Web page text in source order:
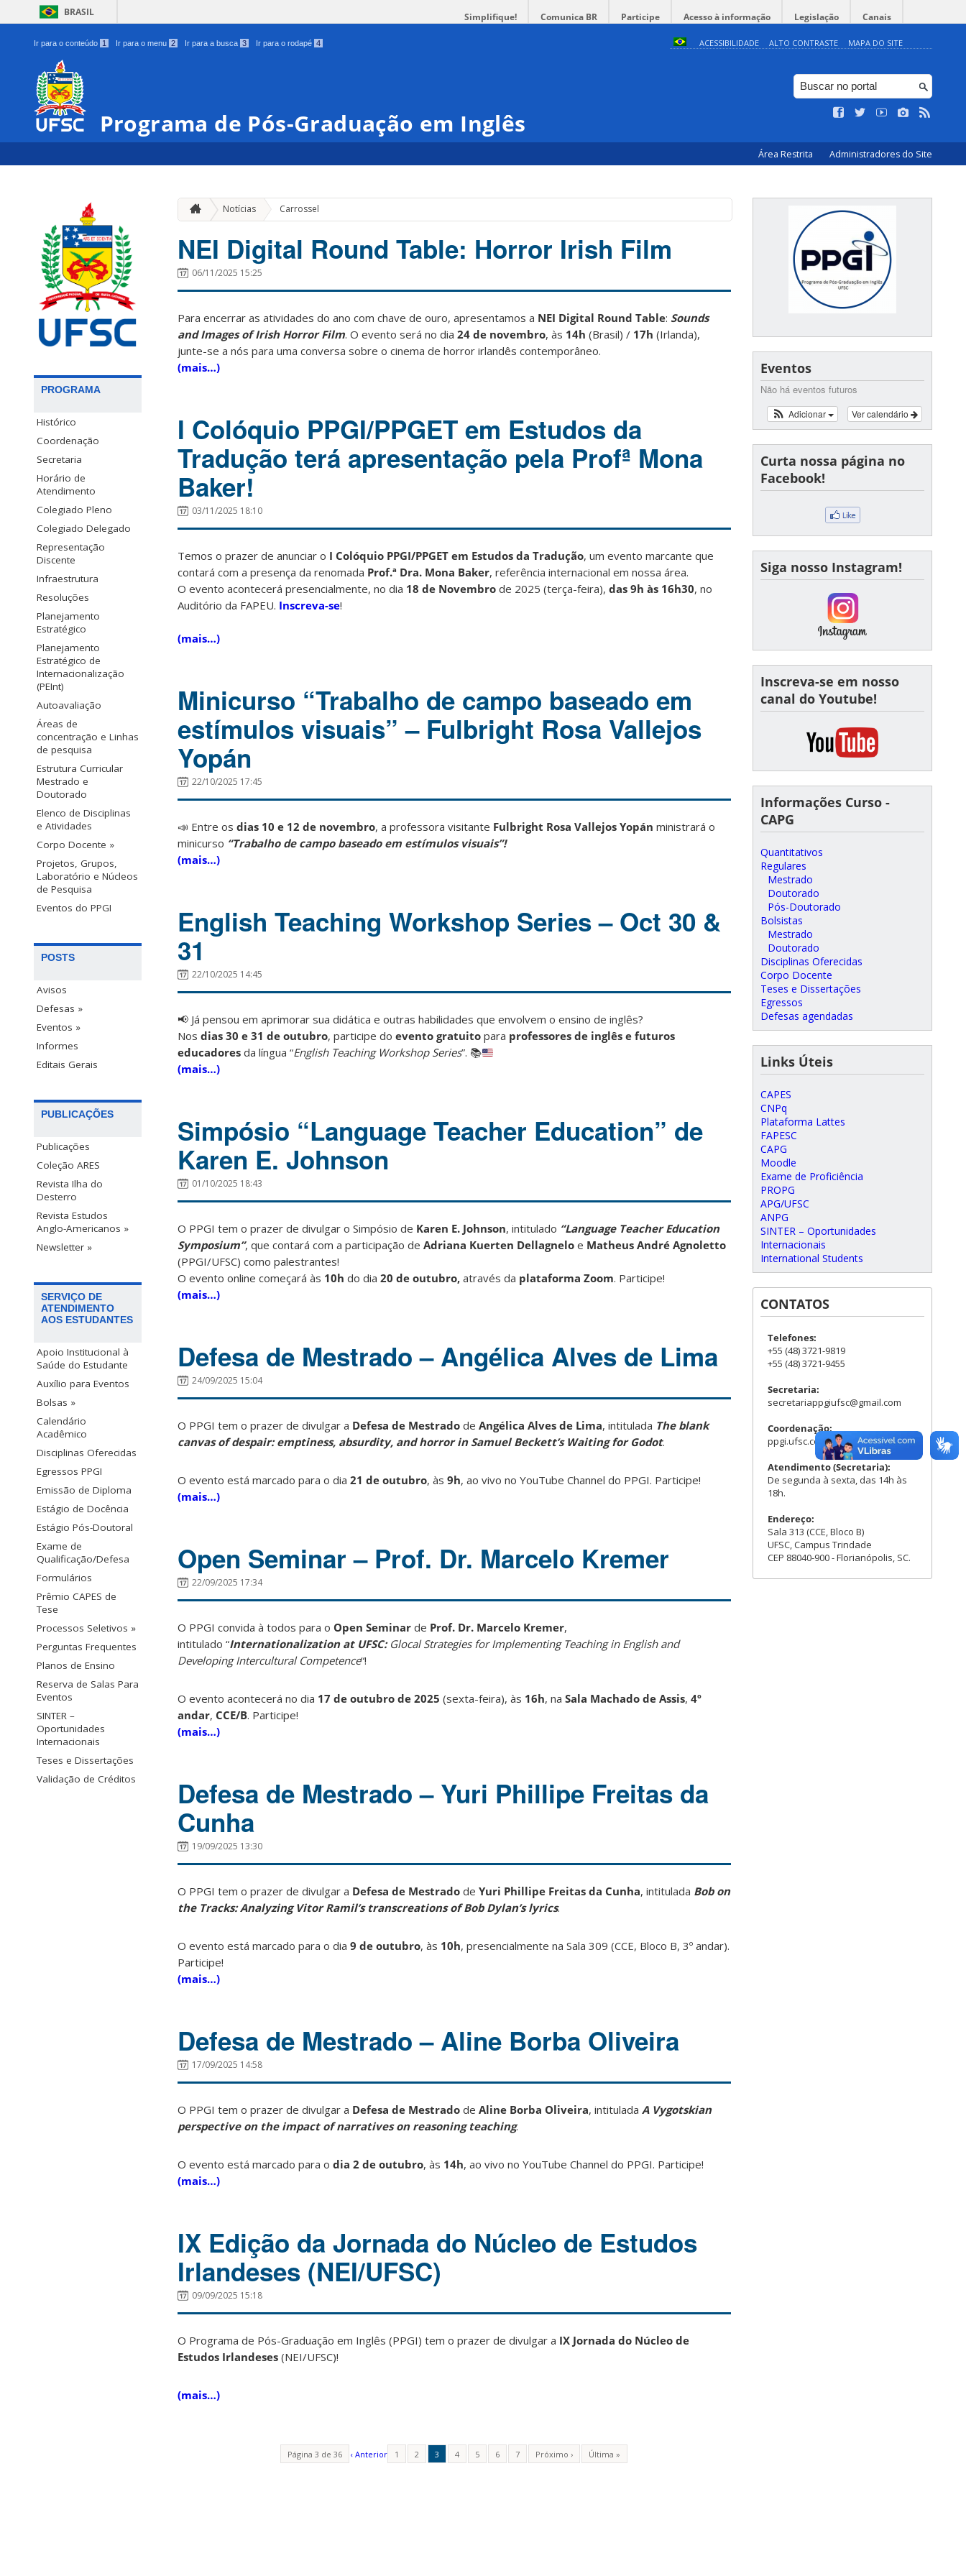
BRASIL Simplifique! Comunica BR Participe Acesso à informação Legislação Canais
Ir para o conteúdo 1 Ir para o menu 2 Ir para a busca 3 Ir para o rodapé 4 ACESSIBILIDADE ALTO CONTRASTE MAPA DO SITE
Programa de Pós-Graduação em Inglês
Área Restrita Administradores do Site
PROGRAMA
Histórico
Coordenação
Secretaria
Horário de
Atendimento
Colegiado Pleno
Colegiado Delegado
Representação
Discente
Infraestrutura
Resoluções
Planejamento
Estratégico
Planejamento
Estratégico de
Internacionalização
(PEInt)
Autoavaliação
Áreas de
concentração e Linhas
de pesquisa
Estrutura Curricular
Mestrado e
Doutorado
Elenco de Disciplinas
e Atividades
Corpo Docente »
Projetos, Grupos,
Laboratório e Núcleos
de Pesquisa
Eventos do PPGI
POSTS
Avisos
Defesas »
Eventos »
Informes
Editais Gerais
PUBLICAÇÕES
Publicações
Coleção ARES
Revista Ilha do
Desterro
Revista Estudos
Anglo-Americanos »
Newsletter »
SERVIÇO DE
ATENDIMENTO
AOS ESTUDANTES
Apoio Institucional à
Saúde do Estudante
Auxílio para Eventos
Bolsas »
Calendário
Acadêmico
Disciplinas Oferecidas
Egressos PPGI
Emissão de Diploma
Estágio de Docência
Estágio Pós-Doutoral
Exame de
Qualificação/Defesa
Formulários
Prêmio CAPES de
Tese
Processos Seletivos »
Perguntas Frequentes
Planos de Ensino
Reserva de Salas Para
Eventos
SINTER –
Oportunidades
Internacionais
Teses e Dissertações
Validação de Créditos
Notícias Carrossel
NEI Digital Round Table: Horror Irish Film
06/11/2025 15:25
Para encerrar as atividades do ano com chave de ouro, apresentamos a NEI Digital Round Table: Sounds
and Images of Irish Horror Film. O evento será no dia 24 de novembro, às 14h (Brasil) / 17h (Irlanda),
junte-se a nós para uma conversa sobre o cinema de horror irlandês contemporâneo.
(mais…)
I Colóquio PPGI/PPGET em Estudos da
Tradução terá apresentação pela Profª Mona
Baker!
03/11/2025 18:10
Temos o prazer de anunciar o I Colóquio PPGI/PPGET em Estudos da Tradução, um evento marcante que
contará com a presença da renomada Prof.ª Dra. Mona Baker, referência internacional em nossa área.
O evento acontecerá presencialmente, no dia 18 de Novembro de 2025 (terça-feira), das 9h às 16h30, no
Auditório da FAPEU. Inscreva-se!
(mais…)
Minicurso “Trabalho de campo baseado em
estímulos visuais” – Fulbright Rosa Vallejos
Yopán
22/10/2025 17:45
📣 Entre os dias 10 e 12 de novembro, a professora visitante Fulbright Rosa Vallejos Yopán ministrará o
minicurso “Trabalho de campo baseado em estímulos visuais”!
(mais…)
English Teaching Workshop Series – Oct 30 &
31
22/10/2025 14:45
📢 Já pensou em aprimorar sua didática e outras habilidades que envolvem o ensino de inglês?
Nos dias 30 e 31 de outubro, participe do evento gratuito para professores de inglês e futuros
educadores da língua “English Teaching Workshop Series”. 📚
(mais…)
Simpósio “Language Teacher Education” de
Karen E. Johnson
01/10/2025 18:43
O PPGI tem o prazer de divulgar o Simpósio de Karen E. Johnson, intitulado “Language TeacherEducation
Symposium”, que contará com a participação de Adriana Kuerten Dellagnelo e Matheus André Agnoletto
(PPGI/UFSC) como palestrantes!
O evento online começará às 10h do dia 20 de outubro, através da plataforma Zoom. Participe!
(mais…)
Defesa de Mestrado – Angélica Alves de Lima
24/09/2025 15:04
O PPGI tem o prazer de divulgar a Defesa de Mestrado de Angélica Alves de Lima, intitulada The blank
canvas of despair: emptiness, absurdity, and horror in Samuel Beckett’s Waiting for Godot.
O evento está marcado para o dia 21 de outubro, às 9h, ao vivo no YouTube Channel do PPGI. Participe!
(mais…)
Open Seminar – Prof. Dr. Marcelo Kremer
22/09/2025 17:34
O PPGI convida à todos para o Open Seminar de Prof. Dr. Marcelo Kremer,
intitulado “Internationalization at UFSC: Glocal Strategies for Implementing Teaching in English and
Developing Intercultural Competence“!
O evento acontecerá no dia 17 de outubro de 2025 (sexta-feira), às 16h, na Sala Machado de Assis, 4º
andar, CCE/B. Participe!
(mais…)
Defesa de Mestrado – Yuri Phillipe Freitas da
Cunha
19/09/2025 13:30
O PPGI tem o prazer de divulgar a Defesa de Mestrado de Yuri Phillipe Freitas da Cunha, intitulada Bob on
the Tracks: Analyzing Vitor Ramil’s transcreations of Bob Dylan’s lyrics.
O evento está marcado para o dia 9 de outubro, às 10h, presencialmente na Sala 309 (CCE, Bloco B, 3º andar).
Participe!
(mais…)
Defesa de Mestrado – Aline Borba Oliveira
17/09/2025 14:58
O PPGI tem o prazer de divulgar a Defesa de Mestrado de Aline Borba Oliveira, intitulada A Vygotskian
perspective on the impact of narratives on reasoning teaching.
O evento está marcado para o dia 2 de outubro, às 14h, ao vivo no YouTube Channel do PPGI. Participe!
(mais…)
IX Edição da Jornada do Núcleo de Estudos
Irlandeses (NEI/UFSC)
09/09/2025 15:18
O Programa de Pós-Graduação em Inglês (PPGI) tem o prazer de divulgar a IX Jornada do Núcleo de
Estudos Irlandeses (NEI/UFSC)!
(mais…)
Página 3 de 36 ‹ Anterior 1 2 3 4 5 6 7 Próximo › Última »
Eventos
Não há eventos futuros
Ver calendário
Adicionar
Curta nossa página no
Facebook!
Siga nosso Instagram!
Inscreva-se em nosso
canal do Youtube!
Informações Curso -
CAPG
Quantitativos
Regulares
Mestrado
Doutorado
Pós-Doutorado
Bolsistas
Mestrado
Doutorado
Disciplinas Oferecidas
Corpo Docente
Teses e Dissertações
Egressos
Defesas agendadas
Links Úteis
CAPES
CNPq
Plataforma Lattes
FAPESC
CAPG
Moodle
Exame de Proficiência
PROPG
APG/UFSC
ANPG
SINTER – Oportunidades
Internacionais
International Students
CONTATOS
Telefones:
+55 (48) 3721-9819
+55 (48) 3721-9455
Secretaria:
secretariappgiufsc@gmail.com
Coordenação:
ppgi.ufsc.coord@gmail.com
Atendimento (Secretaria):
De segunda à sexta, das 14h às
18h.
Endereço:
Sala 313 (CCE, Bloco B)
UFSC, Campus Trindade
CEP 88040-900 - Florianópolis, SC.